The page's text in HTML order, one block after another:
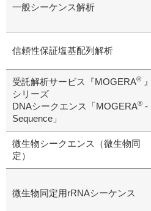
一般シーケンス解析
信頼性保証塩基配列解析
受託解析サービス『MOGERA®
』
シリーズ
DNAシークエンス「MOGERA® -
Sequence」
微生物シークエンス（微生物同
定）
微生物同定用rRNAシーケンス